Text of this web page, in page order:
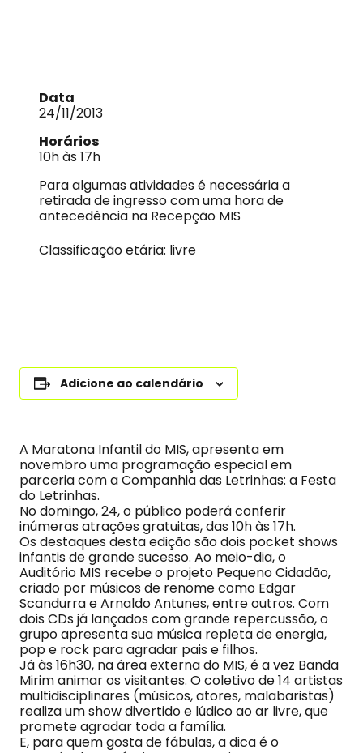
Data
24/11/2013
Horários
10h às 17h
Para algumas atividades é necessária a
retirada de ingresso com uma hora de
antecedência na Recepção MIS
Classificação etária: livre
Adicione ao calendário
A Maratona Infantil do MIS, apresenta em
novembro uma programação especial em
parceria com a Companhia das Letrinhas: a Festa
do Letrinhas.
No domingo, 24, o público poderá conferir
inúmeras atrações gratuitas, das 10h às 17h.
Os destaques desta edição são dois pocket shows
infantis de grande sucesso. Ao meio-dia, o
Auditório MIS recebe o projeto Pequeno Cidadão,
criado por músicos de renome como Edgar
Scandurra e Arnaldo Antunes, entre outros. Com
dois CDs já lançados com grande repercussão, o
grupo apresenta sua música repleta de energia,
pop e rock para agradar pais e filhos.
Já às 16h30, na área externa do MIS, é a vez Banda
Mirim animar os visitantes. O coletivo de 14 artistas
multidisciplinares (músicos, atores, malabaristas)
realiza um show divertido e lúdico ao ar livre, que
promete agradar toda a família.
E, para quem gosta de fábulas, a dica é o